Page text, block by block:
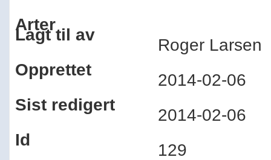
Arter
Lagt til av
Roger Larsen
Opprettet
2014-02-06
Sist redigert
2014-02-06
Id
129